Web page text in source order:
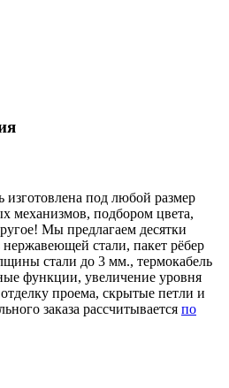
под любой размер
механизмов, подбором цвета,
Мы предлагаем десятки
стали, пакет рёбер
стали до 3 мм., термокабель
функции, увеличение уровня
проема, скрытые петли и
заказа рассчитывается по